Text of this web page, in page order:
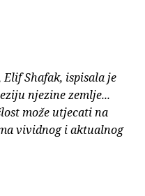
Shafak, ispisala je
njezine zemlje...
može utjecati na
vividnog i aktualnog